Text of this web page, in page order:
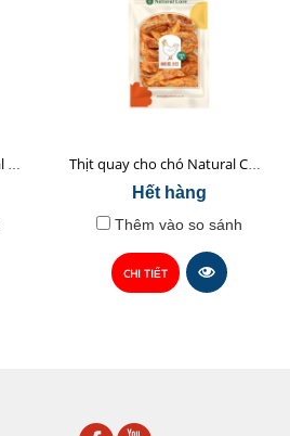
Cá Hồi Sấy Cho Chó Natural Core 45gr Thịt quay cho chó Natural Core 70g
Hết hàng
Thêm vào so sánh
CHI TIẾT